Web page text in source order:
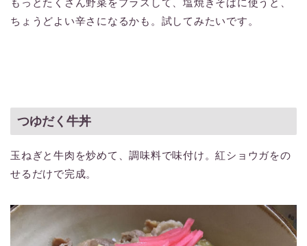
もっとたくさん野菜をプラスして、塩焼きそばに使うと、
ちょうどよい辛さになるかも。試してみたいです。
つゆだく牛丼
玉ねぎと牛肉を炒めて、調味料で味付け。紅ショウガをの
せるだけで完成。